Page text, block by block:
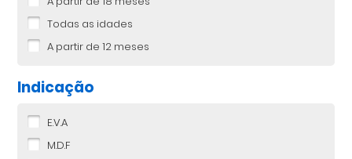
Todas as idades
A partir de 12 meses
Indicação
E.V.A
M.D.F